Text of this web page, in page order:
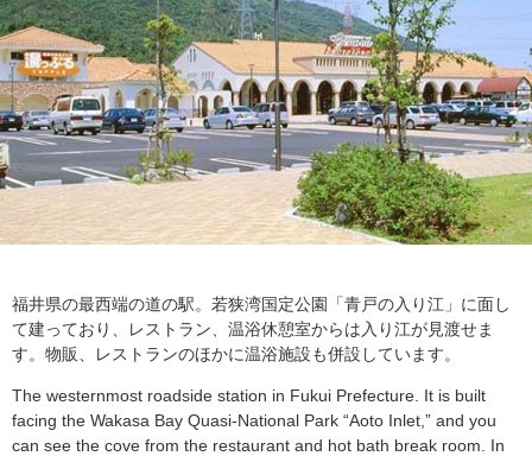
福井県の最西端の道の駅。若狭湾国定公園「青戸の入り江」に面し
て建っており、レストラン、温浴休憩室からは入り江が見渡せま
す。物販、レストランのほかに温浴施設も併設しています。
The westernmost roadside station in Fukui Prefecture. It is built
facing the Wakasa Bay Quasi-National Park “Aoto Inlet,” and you
can see the cove from the restaurant and hot bath break room. In